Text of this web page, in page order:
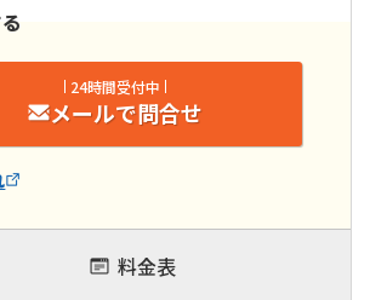
24時間受付中
メールで問合せ
料金表